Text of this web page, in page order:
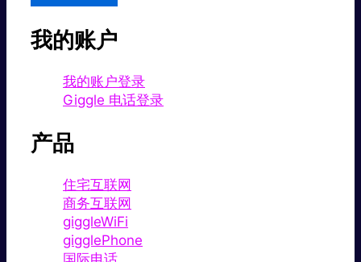
我的账户
我的账户登录
Giggle 电话登录
产品
住宅互联网
商务互联网
giggleWiFi
gigglePhone